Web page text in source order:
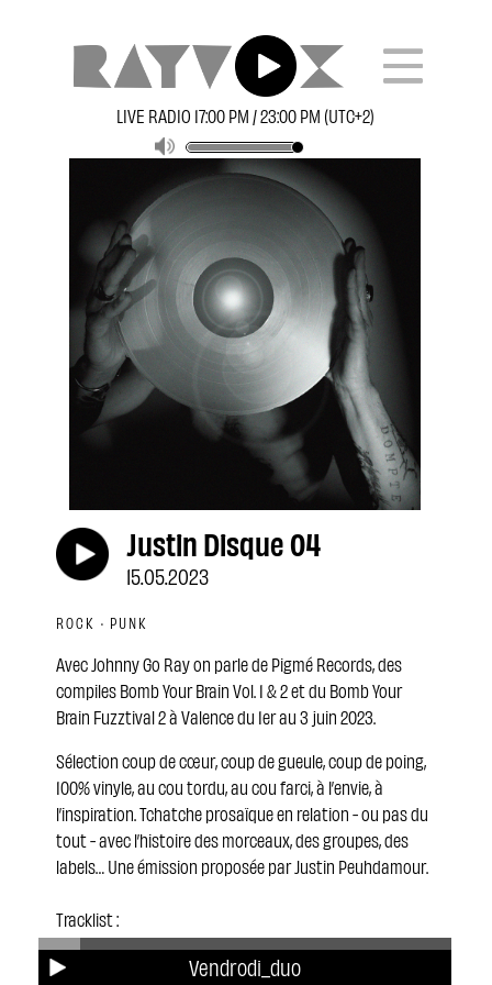
LIVE RADIO 17:00 PM / 23:00 PM (UTC+2)
Vendrodi_duo
Justin Disque 04
15.05.2023
ROCK · PUNK
Avec Johnny Go Ray on parle de Pigmé Records, des
compiles Bomb Your Brain Vol. 1 & 2 et du Bomb Your
Brain Fuzztival 2 à Valence du 1er au 3 juin 2023.
Sélection coup de cœur, coup de gueule, coup de poing,
100% vinyle, au cou tordu, au cou farci, à l’envie, à
l’inspiration. Tchatche prosaïque en relation - ou pas du
tout - avec l’histoire des morceaux, des groupes, des
labels… Une émission proposée par Justin Peuhdamour.
Tracklist :
Jungle Fever – Sunny Baby